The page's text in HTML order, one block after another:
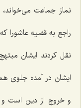
نماز جماعت
راجع به قضیه عاشورا
نقل كردند ایشان
ایشان در آمده جلوی
و خروج از دین است